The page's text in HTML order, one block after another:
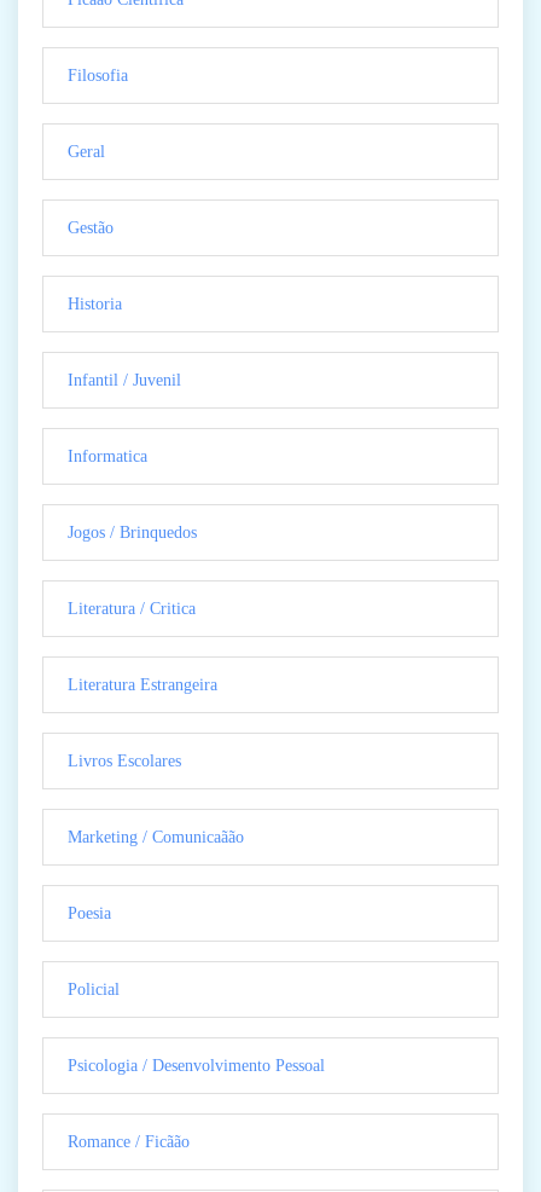
Filosofia
Geral
Gestão
Historia
Infantil / Juvenil
Informatica
Jogos / Brinquedos
Literatura / Critica
Literatura Estrangeira
Livros Escolares
Marketing / Comunicaãão
Poesia
Policial
Psicologia / Desenvolvimento Pessoal
Romance / Ficãão